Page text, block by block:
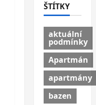
ŠTÍTKY
aktuální
podmínky
Apartmán
apartmány
bazen